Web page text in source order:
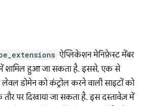
ऐप्लिकेशन मेनिफ़ेस्ट मेंबर
में शामिल हुआ जा सकता है. इससे, एक से
डोमेन को कंट्रोल करने वाली साइटों को
पर दिखाया जा सकता है. इस दस्तावेज़ में